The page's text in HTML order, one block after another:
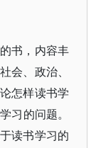
书，内容丰
会、政治、
怎样读书学
习的问题。
读书学习的